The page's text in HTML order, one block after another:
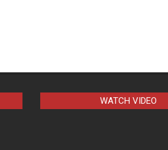
WATCH VIDEO